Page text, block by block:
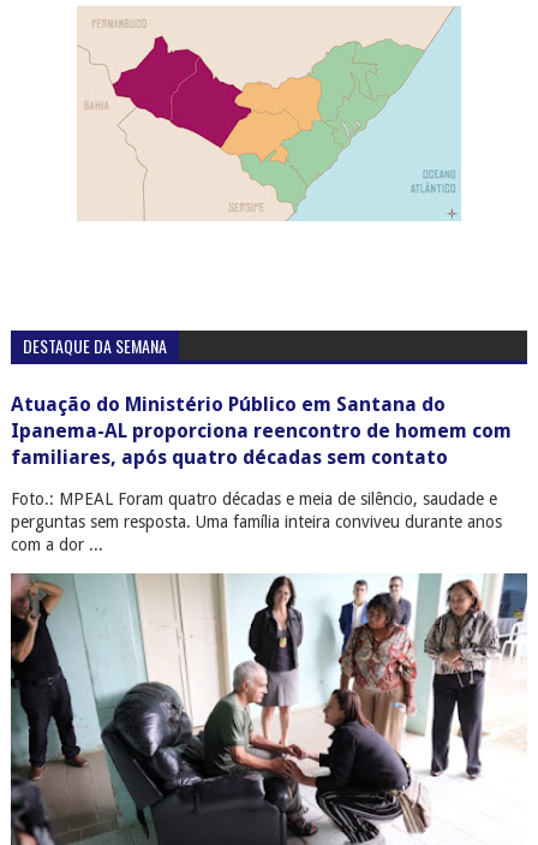
DESTAQUE DA SEMANA
Atuação do Ministério Público em Santana do
Ipanema-AL proporciona reencontro de homem com
familiares, após quatro décadas sem contato
Foto.: MPEAL Foram quatro décadas e meia de silêncio, saudade e
perguntas sem resposta. Uma família inteira conviveu durante anos
com a dor ...